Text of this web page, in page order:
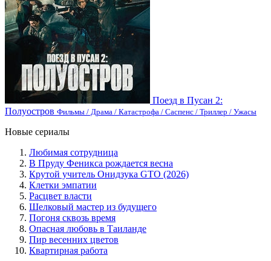
Поезд в Пусан 2:
Полуостров Фильмы / Драма / Катастрофа / Саспенс / Триллер / Ужасы
Новые сериалы
Любимая сотрудница
В Пруду Феникса рождается весна
Крутой учитель Онидзука GTO (2026)
Клетки эмпатии
Расцвет власти
Шелковый мастер из будущего
Погоня сквозь время
Опасная любовь в Таиланде
Пир весенних цветов
Квартирная работа